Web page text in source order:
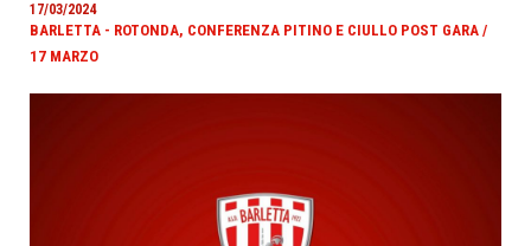
17/03/2024
BARLETTA - ROTONDA, CONFERENZA PITINO E CIULLO POST GARA /
17 MARZO